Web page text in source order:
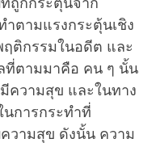
ตามแรงกระตุ้นเชิง
ฤติกรรมในอดีต และ
ที่ตามมาคือ คน ๆ นั้น
ความสุข และในทาง
การกระทำที่
วามสุข ดังนั้น ความ